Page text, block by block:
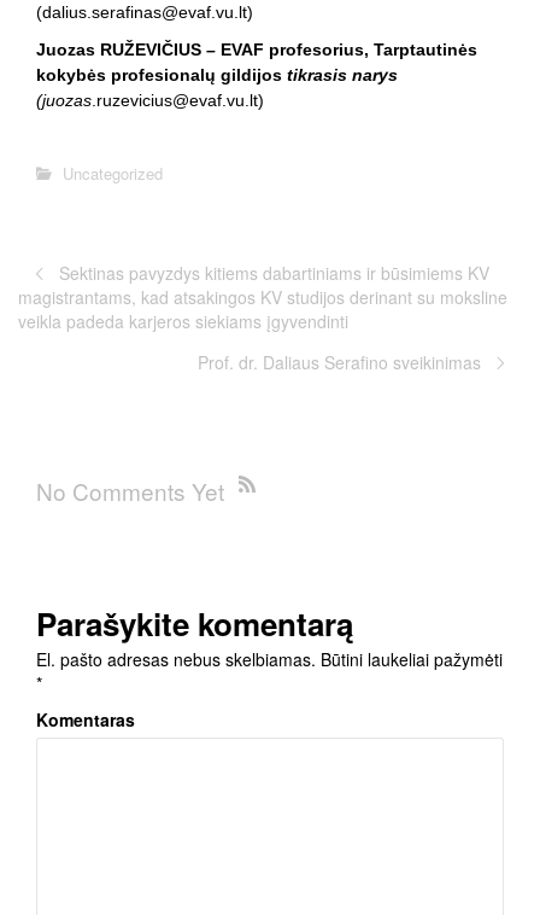
(dalius.serafinas@evaf.vu.lt)
Juozas RUŽEVIČIUS – EVAF profesorius, Tarptautinės
kokybės profesionalų gildijos tikrasis narys
(juozas .ruzevicius@evaf.vu.lt)
Uncategorized
Sektinas pavyzdys kitiems dabartiniams ir būsimiems KV
magistrantams, kad atsakingos KV studijos derinant su moksline
veikla padeda karjeros siekiams įgyvendinti
Prof. dr. Daliaus Serafino sveikinimas
No Comments Yet
Parašykite komentarą
El. pašto adresas nebus skelbiamas. Būtini laukeliai pažymėti
*
Komentaras